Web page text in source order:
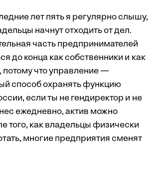
лет пять я регулярно слышу,
начнут отходить от дел.
часть предпринимателей
до конца как собственники и как
что управление —
способ охранять функцию
если ты не гендиректор и не
ежедневно, актив можно
того, как владельцы физически
многие предприятия сменят